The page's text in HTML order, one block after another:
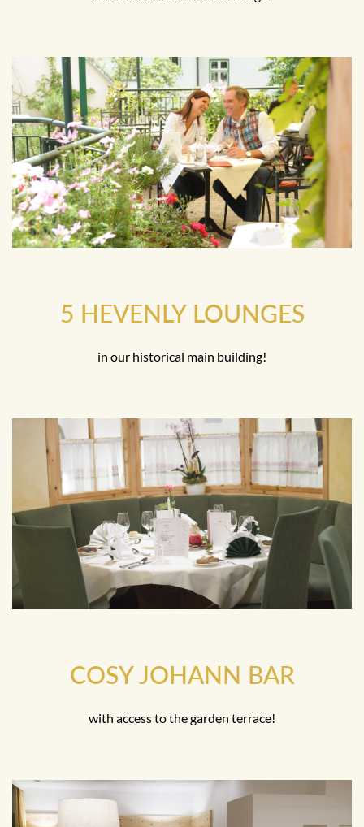
5 HEVENLY LOUNGES
in our historical main building!
COSY JOHANN BAR
with access to the garden terrace!